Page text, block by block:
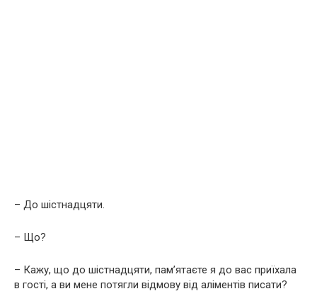
– До шістнадцяти.
– Що?
– Кажу, що до шістнадцяти, пам’ятаєте я до вас приїхала
в гості, а ви мене потягли відмову від аліментів писати?